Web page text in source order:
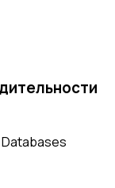
Databases